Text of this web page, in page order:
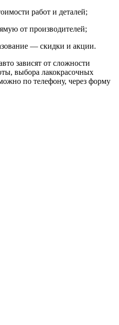
работ и деталей;
от производителей;
— скидки и акции.
зависят от сложности
выбора лакокрасочных
по телефону, через форму